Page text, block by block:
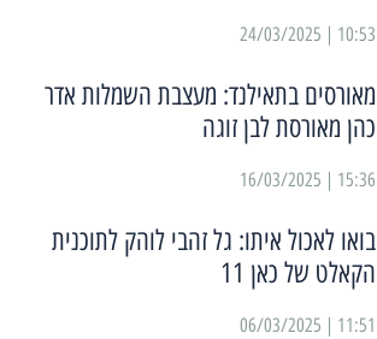
10:53 | 24/03/2025
מאורסים בתאילנד: מעצבת השמלות אדר
כהן מאורסת לבן זוגה
15:36 | 16/03/2025
בואו לאכול איתו: גל זהבי לוהק לתוכנית
הקאלט של כאן 11
11:51 | 06/03/2025